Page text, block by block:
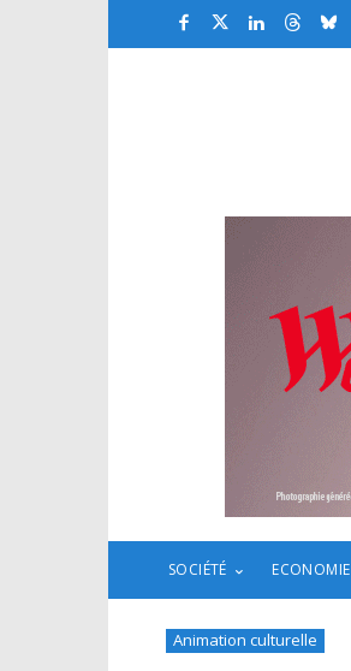
SOCIÉTÉ ECONOMIE
Animation culturelle